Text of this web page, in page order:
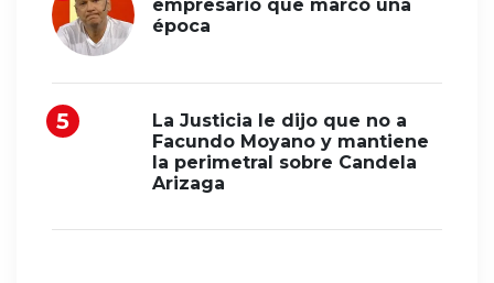
empresario que marcó una
época
La Justicia le dijo que no a
Facundo Moyano y mantiene
la perimetral sobre Candela
Arizaga